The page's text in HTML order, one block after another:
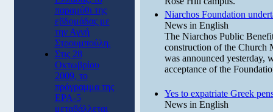
παραμύθι της
εβδομάδας με
την Αγνή
Στρουμπούλη.
Στις 28
Οκτωβρίου
2009, το
πρόγραμμα της
ΕΡΑ-5
μεταβάλλεται
Niarchos Foundation
News in English
The Niarchos Public
construction of the Church
was announced yesterday,
acceptance of the
Yes to expatriate Greek
News in English